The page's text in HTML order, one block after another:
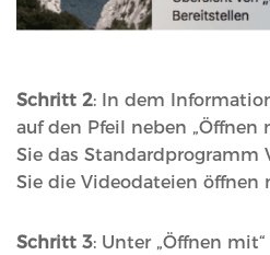
Schritt 2: In dem
auf den Pfeil neben „Öffnen
Sie das Standardprogramm
Sie die Videodateien öffnen
Schritt 3: Unter „Öffnen